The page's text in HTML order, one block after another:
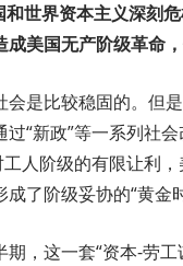
和世界资本主义深刻
美国无产阶级革命
是比较稳固的。但
“新政”等一系列社
人阶级的有限让利
了阶级妥协的“黄金时
，这一套“资本-劳